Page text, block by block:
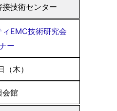
接技術センター
EMC技術研究会
ー
木）
会館